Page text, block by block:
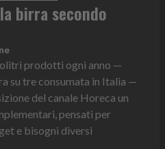
birra secondo
prodotti ogni anno —
su tre consumata in Italia —
del canale Horeca un
pensati per
e bisogni diversi